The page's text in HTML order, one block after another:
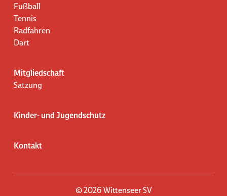
Fußball
Tennis
Radfahren
Dart
Mitgliedschaft
Satzung
Kinder- und Jugendschutz
Kontakt
© 2026 Wittenseer SV